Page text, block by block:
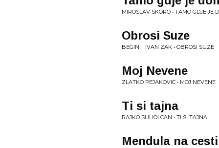
MIROSLAV SKORO • TAMO GDJE JE
Obrosi Suze
BEGINI I IVAN ZAK • OBROSI SUZE
Moj Nevene
ZLATKO PEJAKOVIC • MOJ NEVENE
Ti si tajna
RAJKO SUHOLCAN • TI SI TAJNA
Mendula na cesti